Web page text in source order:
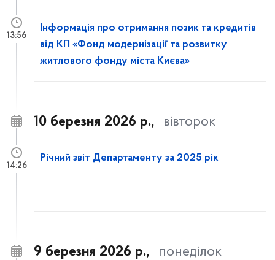
Інформація про отримання позик та кредитів
від КП «Фонд модернізації та розвитку
житлового фонду міста Києва»
13:56
10 березня 2026 р., вівторок
Річний звіт Департаменту за 2025 рік
14:26
9 березня 2026 р., понеділок